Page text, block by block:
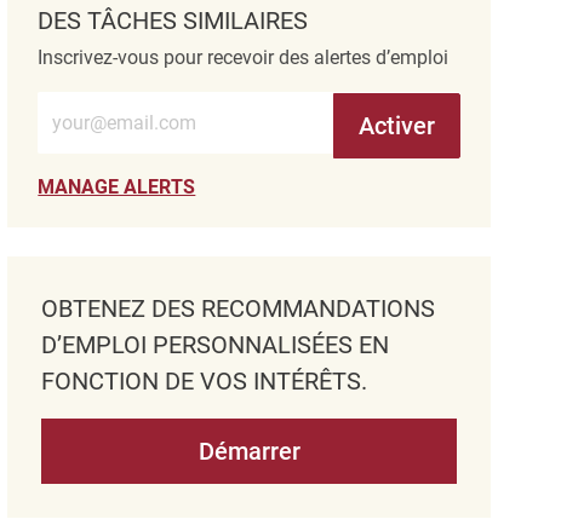
DES TÂCHES SIMILAIRES
Inscrivez-vous pour recevoir des alertes d’emploi
Entrez l’adresse e-mail (obligatoire)
Activer
MANAGE ALERTS
OBTENEZ DES RECOMMANDATIONS
D’EMPLOI PERSONNALISÉES EN
FONCTION DE VOS INTÉRÊTS.
Démarrer